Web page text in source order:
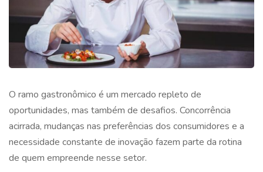
O ramo gastronômico é um mercado repleto de
oportunidades, mas também de desafios. Concorrência
acirrada, mudanças nas preferências dos consumidores e a
necessidade constante de inovação fazem parte da rotina
de quem empreende nesse setor.